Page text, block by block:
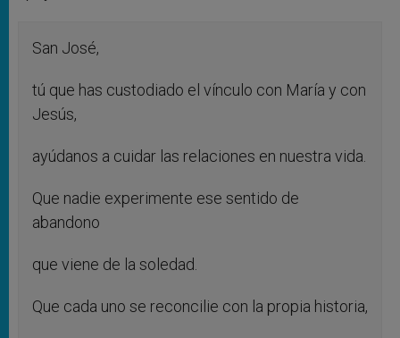
San José,
tú que has custodiado el vínculo con María y con
Jesús,
ayúdanos a cuidar las relaciones en nuestra vida.
Que nadie experimente ese sentido de
abandono
que viene de la soledad.
Que cada uno se reconcilie con la propia historia,